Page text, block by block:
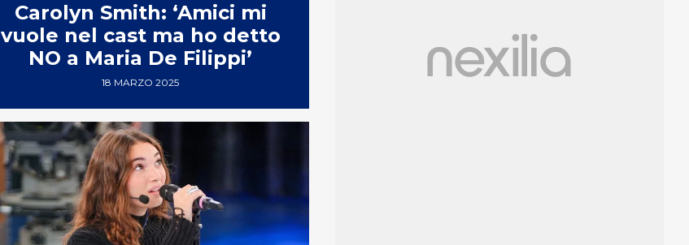
Carolyn Smith: ‘Amici mi
vuole nel cast ma ho detto
NO a Maria De Filippi’
18 MARZO 2025